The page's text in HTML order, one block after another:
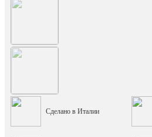
Сделано в Италии